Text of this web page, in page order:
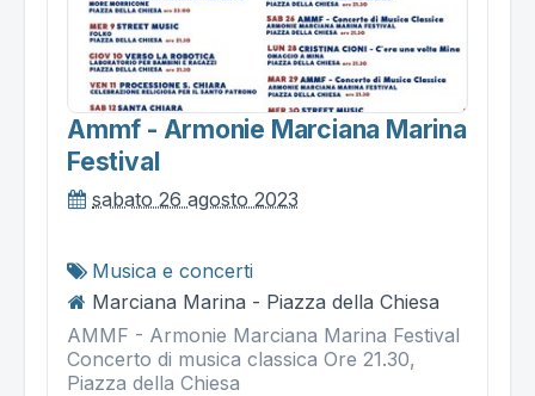
Ammf - Armonie Marciana Marina
Festival
sabato 26 agosto 2023
Musica e concerti
Marciana Marina - Piazza della Chiesa
AMMF - Armonie Marciana Marina Festival
Concerto di musica classica Ore 21.30,
Piazza della Chiesa